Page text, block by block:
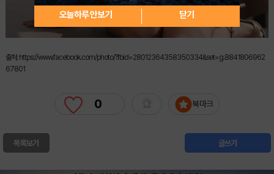
출처: https://www.facebook.com/photo/?fbid=28012364358350334&set=g.8841806962
67801
0 북마크
목록보기 글쓰기
오늘하루 안보기 닫기